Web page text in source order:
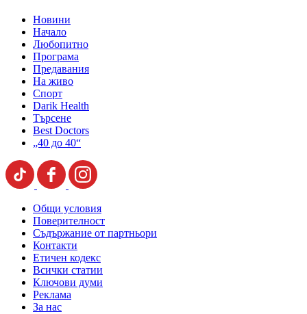
Новини
Начало
Любопитно
Програма
Предавания
На живо
Спорт
Darik Health
Търсене
Best Doctors
„40 до 40“
Общи условия
Поверителност
Съдържание от партньори
Контакти
Етичен кодекс
Всички статии
Ключови думи
Реклама
За нас